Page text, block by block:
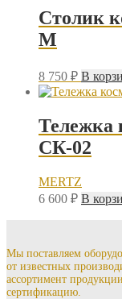
Столик
М
8 750 ₽ В
Тележка
СК-02
MERTZ
6 600 ₽ В
Мы поставляем
от известных
ассортимент
сертификацию.